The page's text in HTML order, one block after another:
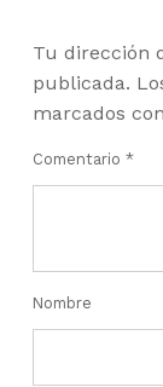
Tu dirección
publicada.
marcados con
Comentario *
Nombre